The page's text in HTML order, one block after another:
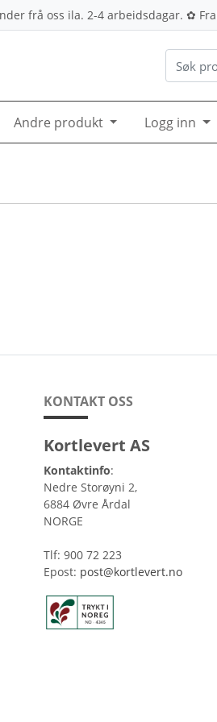
frå oss ila. 2-4 arbeidsdagar. ✿
Andre produkt Logg inn
KONTAKT OSS
Kortlevert AS
Kontaktinfo:
Nedre Storøyni 2,
6884 Øvre Årdal
NORGE
Tlf: 900 72 223
Epost: post@kortlevert.no